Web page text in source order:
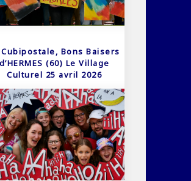
Cubipostale, Bons Baisers
d’HERMES (60) Le Village
Culturel 25 avril 2026